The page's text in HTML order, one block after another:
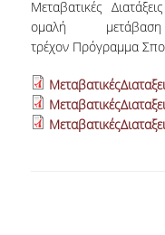
Μεταβατικές
ομαλή
τρέχον Πρόγραμμα